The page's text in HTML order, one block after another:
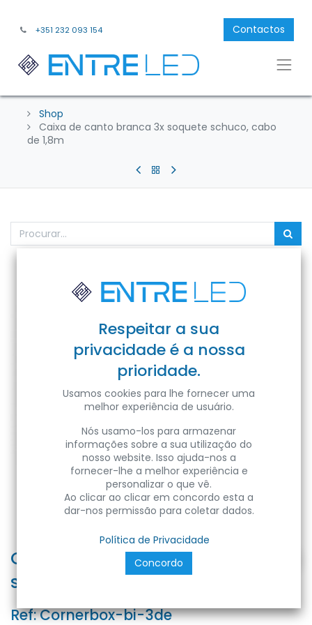
+351 232 093 154 Contactos
Shop
Caixa de canto branca 3x soquete schuco, cabo
de 1,8m
Caixa de canto branca 3x
soquete schuco, cabo de 1,8m
Ref:Cornerbox-bi-3de
Respeitar a sua
privacidade é a nossa
prioridade.
Usamos cookies para lhe fornecer uma
melhor experiência de usuário.
Nós usamo-los para armazenar
informações sobre a sua utilização do
nosso website. Isso ajuda-nos a
fornecer-lhe a melhor experiência e
personalizar o que vê.
Ao clicar ao clicar em concordo esta a
dar-nos permissão para coletar dados.
Política de Privacidade
Concordo